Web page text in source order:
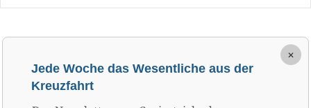
×
Jede Woche das Wesentliche aus der
Kreuzfahrt